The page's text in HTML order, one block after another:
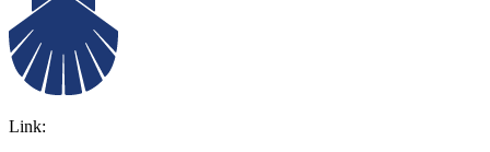
Link: